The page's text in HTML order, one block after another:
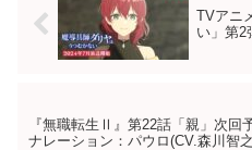
TVアニ
い」第2
『無職転生Ⅱ』第22話「親」次回
ナレーション：パウロ(CV.森川智